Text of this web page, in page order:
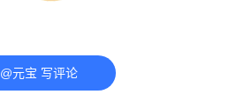
@元宝 写评论